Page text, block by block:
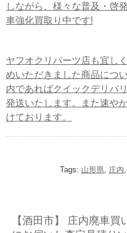
しながら、様々な普及・啓
車強化買取り中です!
ヤフオクリパーツ店も宜し
めいただきました商品につ
内であればクイックデリバ
発送いたします。また速や
けております。
Tags: 山形県 庄内
【酒田市】 庄内廃車